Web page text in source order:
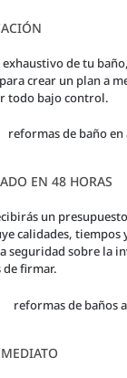
de tu
crear un plan a
todo bajo control.
EN 48 HORAS
un
calidades, tiempos
seguridad sobre la
firmar.